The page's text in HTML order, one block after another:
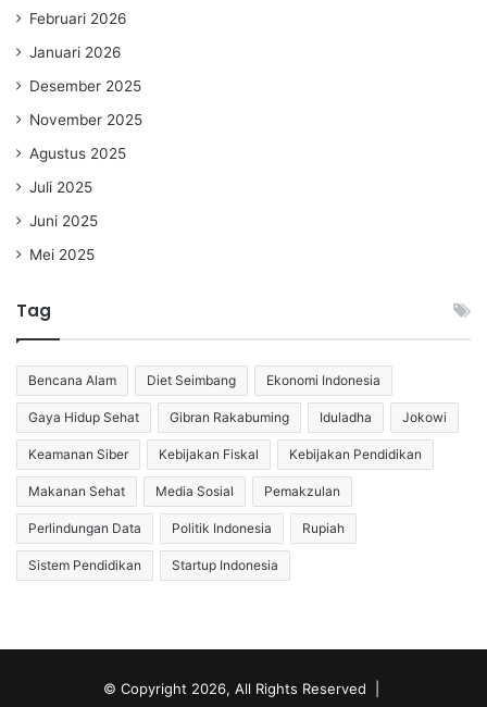
Februari 2026
Januari 2026
Desember 2025
November 2025
Agustus 2025
Juli 2025
Juni 2025
Mei 2025
Tag
Bencana Alam Diet Seimbang Ekonomi Indonesia
Gaya Hidup Sehat Gibran Rakabuming Iduladha Jokowi
Keamanan Siber Kebijakan Fiskal Kebijakan Pendidikan
Makanan Sehat Media Sosial Pemakzulan
Perlindungan Data Politik Indonesia Rupiah
Sistem Pendidikan Startup Indonesia
© Copyright 2026, All Rights Reserved |